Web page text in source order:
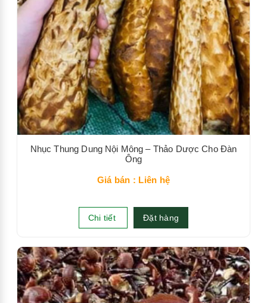
Nhục Thung Dung Nội Mông – Thảo Dược Cho Đàn
Ông
Giá bán : Liên hệ
Chi tiết Đặt hàng